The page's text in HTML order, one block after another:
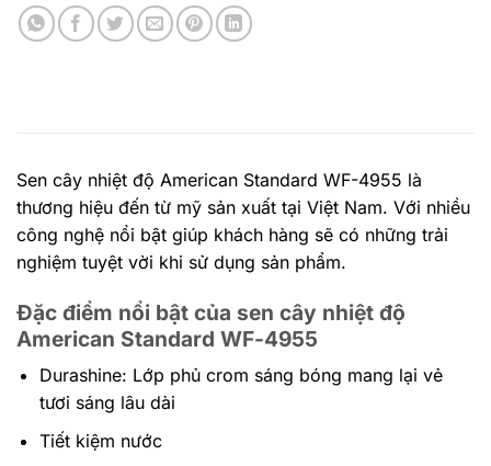
Sen cây nhiệt độ American Standard WF-4955 là
thương hiệu đến từ mỹ sản xuất tại Việt Nam. Với nhiều
công nghệ nổi bật giúp khách hàng sẽ có những trải
nghiệm tuyệt vời khi sử dụng sản phẩm.
Đặc điểm nổi bật của sen cây nhiệt độ
American Standard WF-4955
Durashine: Lớp phủ crom sáng bóng mang lại vẻ
tươi sáng lâu dài
Tiết kiệm nước